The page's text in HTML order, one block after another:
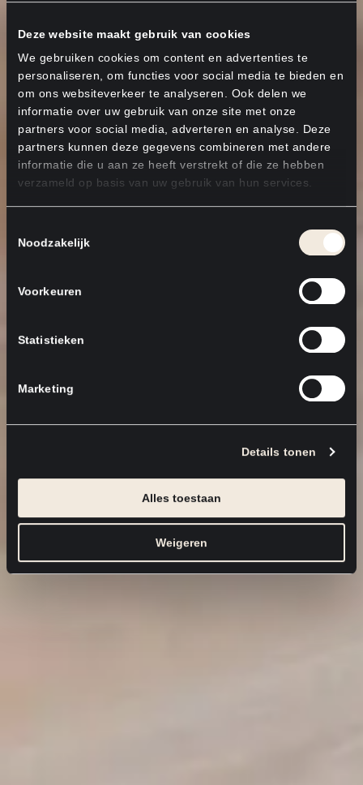
Deze website maakt gebruik van cookies
We gebruiken cookies om content en advertenties te
personaliseren, om functies voor social media te bieden en
om ons websiteverkeer te analyseren. Ook delen we
informatie over uw gebruik van onze site met onze
partners voor social media, adverteren en analyse. Deze
partners kunnen deze gegevens combineren met andere
informatie die u aan ze heeft verstrekt of die ze hebben
verzameld op basis van uw gebruik van hun services.
Noodzakelijk
Voorkeuren
Statistieken
Marketing
Details tonen
Alles toestaan
Weigeren